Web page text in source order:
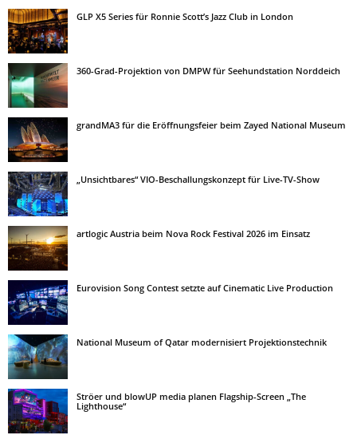
GLP X5 Series für Ronnie Scott’s Jazz Club in London
360-Grad-Projektion von DMPW für Seehundstation Norddeich
grandMA3 für die Eröffnungsfeier beim Zayed National Museum
„Unsichtbares“ VIO-Beschallungskonzept für Live-TV-Show
artlogic Austria beim Nova Rock Festival 2026 im Einsatz
Eurovision Song Contest setzte auf Cinematic Live Production
National Museum of Qatar modernisiert Projektionstechnik
Ströer und blowUP media planen Flagship-Screen „The
Lighthouse“